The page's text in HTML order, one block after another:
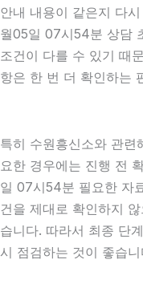
안내 내용이 같은지 다
월05일 07시54분 상담
조건이 다를 수 있기 때
항은 한 번 더 확인하는
특히 수원흥신소와 관련
요한 경우에는 진행 전
일 07시54분 필요한 자
건을 제대로 확인하지
습니다. 따라서 최종 단
시 점검하는 것이 좋습니